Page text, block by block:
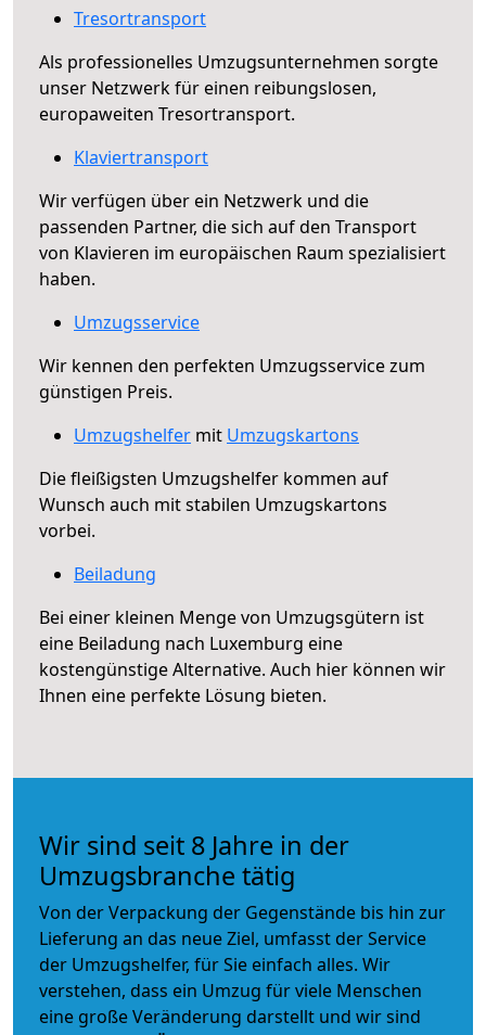
Tresortransport
Als professionelles Umzugsunternehmen sorgte
unser Netzwerk für einen reibungslosen,
europaweiten Tresortransport.
Klaviertransport
Wir verfügen über ein Netzwerk und die
passenden Partner, die sich auf den Transport
von Klavieren im europäischen Raum spezialisiert
haben.
Umzugsservice
Wir kennen den perfekten Umzugsservice zum
günstigen Preis.
Umzugshelfer mit Umzugskartons
Die fleißigsten Umzugshelfer kommen auf
Wunsch auch mit stabilen Umzugskartons
vorbei.
Beiladung
Bei einer kleinen Menge von Umzugsgütern ist
eine Beiladung nach Luxemburg eine
kostengünstige Alternative. Auch hier können wir
Ihnen eine perfekte Lösung bieten.
Wir sind seit 8 Jahre in der
Umzugsbranche tätig
Von der Verpackung der Gegenstände bis hin zur
Lieferung an das neue Ziel, umfasst der Service
der Umzugshelfer, für Sie einfach alles. Wir
verstehen, dass ein Umzug für viele Menschen
eine große Veränderung darstellt und wir sind